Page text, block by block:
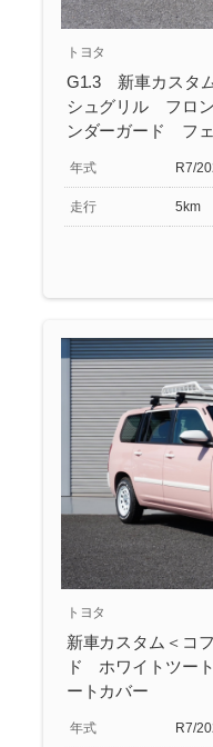
トヨタ
G1.3 新車カス
シュグリル フロ
ンダーガード フ
年式 R7/
走行 5km
トヨタ
新車カスタム＜コ
ド ホワイトツー
ートカバー
年式 R7/